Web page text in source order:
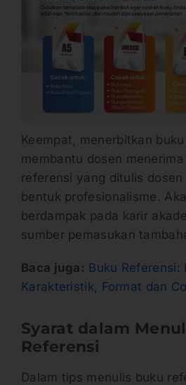
Keempat, menerbitkan
membantu dosen
referensi yang ditulis
bentuk profesionalisme.
berdampak pada karir
sumber pemasukan
Baca juga: Buku Referensi:
Karakteristik, Format dan
Syarat dalam
Referensi
Dalam tips menulis buku